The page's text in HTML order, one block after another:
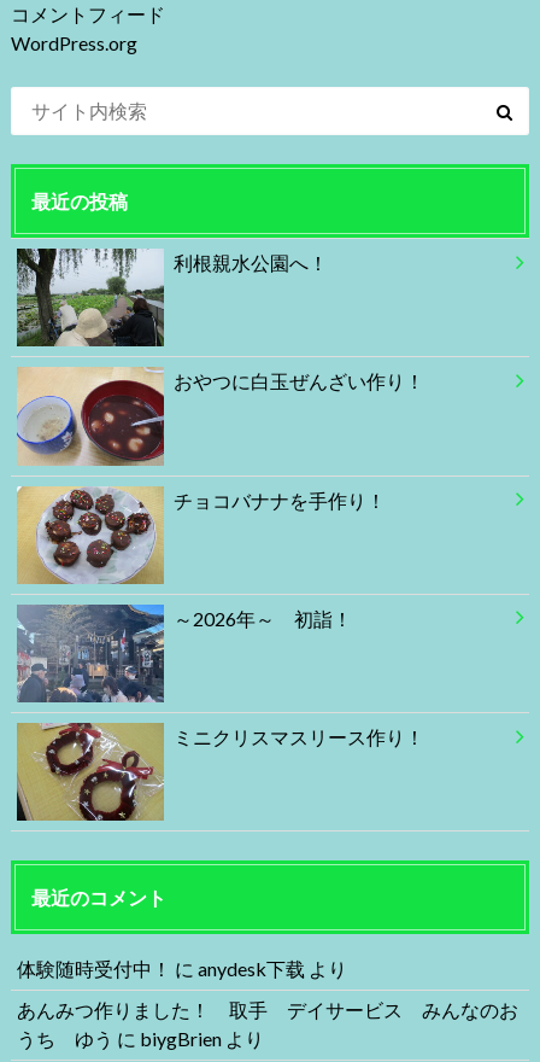
コメントフィード
WordPress.org
最近の投稿
利根親水公園へ！
おやつに白玉ぜんざい作り！
チョコバナナを手作り！
～2026年～ 初詣！
ミニクリスマスリース作り！
最近のコメント
体験随時受付中！ に anydesk下载 より
あんみつ作りました！ 取手 デイサービス みんなのお
うち ゆう に biygBrienより